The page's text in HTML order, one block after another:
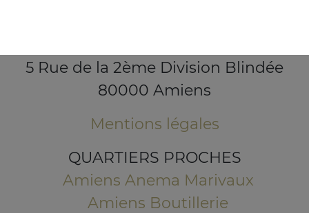
5 Rue de la 2ème Division Blindée
80000 Amiens
Mentions légales
QUARTIERS PROCHES
Amiens Anema Marivaux
Amiens Boutillerie